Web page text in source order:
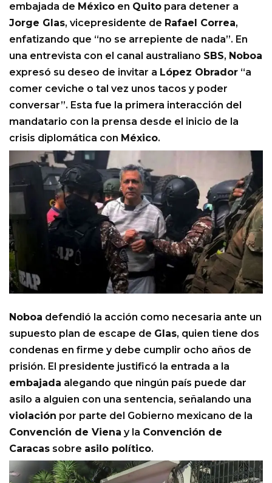
embajada de México en Quito para detener a
Jorge Glas, vicepresidente de Rafael Correa,
enfatizando que “no se arrepiente de nada”. En
una entrevista con el canal australiano SBS, Noboa
expresó su deseo de invitar a López Obrador “a
comer ceviche o tal vez unos tacos y poder
conversar”. Esta fue la primera interacción del
mandatario con la prensa desde el inicio de la
crisis diplomática con México.
Noboa defendió la acción como necesaria ante un
supuesto plan de escape de Glas, quien tiene dos
condenas en firme y debe cumplir ocho años de
prisión. El presidente justificó la entrada a la
embajada alegando que ningún país puede dar
asilo a alguien con una sentencia, señalando una
violación por parte del Gobierno mexicano de la
Convención de Viena y la Convención de
Caracas sobre asilo político.